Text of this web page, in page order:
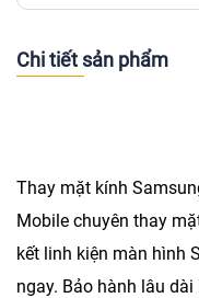
Chi tiết sản phẩm
Thay mặt kính
Mobile chuyên thay
kết linh kiện màn hình
ngay. Bảo hành lâu